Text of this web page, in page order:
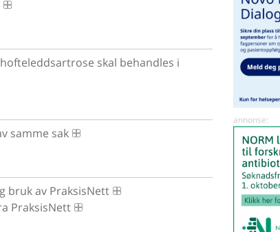
skal behandles i
samme sak
bruk av PraksisNett
PraksisNett